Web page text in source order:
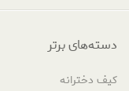
دسته‌های برتر
کیف دخترانه